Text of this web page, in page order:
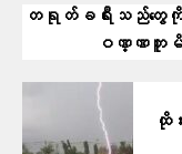
တရုတ်ခရီးသည်တွေ
ဝဏ္ဏဘူမိ
ထို